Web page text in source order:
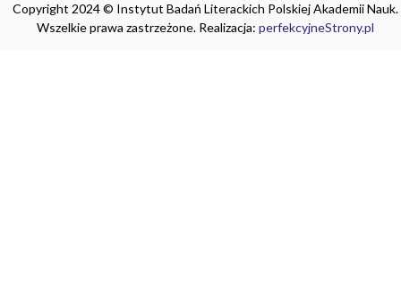
Copyright 2024 © Instytut Badań Literackich Polskiej Akademii Nauk.
Wszelkie prawa zastrzeżone. Realizacja: perfekcyjneStrony.pl